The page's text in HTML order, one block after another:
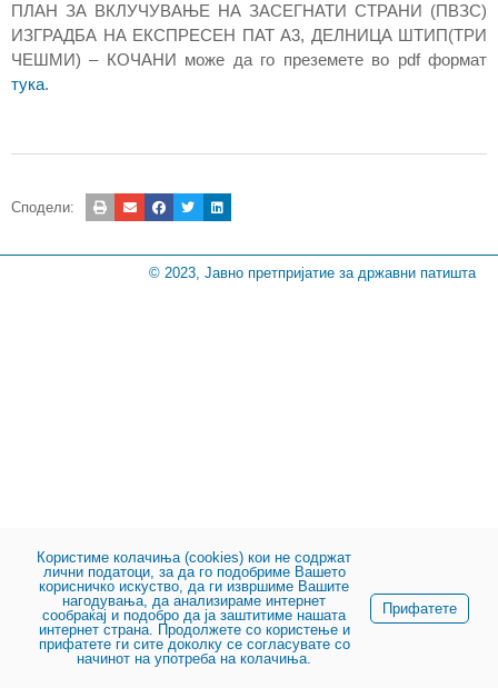
ПЛАН ЗА ВКЛУЧУВАЊЕ НА ЗАСЕГНАТИ СТРАНИ (ПВЗС)
ИЗГРАДБА НА ЕКСПРЕСЕН ПАТ А3, ДЕЛНИЦА ШТИП(ТРИ
ЧЕШМИ) – КОЧАНИ може да го преземете во pdf формат
тука.
Сподели:
© 2023, Јавно претпријатие за државни патишта
Користиме колачиња (cookies) кои не содржат
лични податоци, за да го подобриме Вашето
корисничко искуство, да ги извршиме Вашите
нагодувања, да анализираме интернет
сообраќај и подобро да ја заштитиме нашата
интернет страна. Продолжете со користење и
прифатете ги сите доколку се согласувате со
начинот на употреба на колачиња.
Прифатете